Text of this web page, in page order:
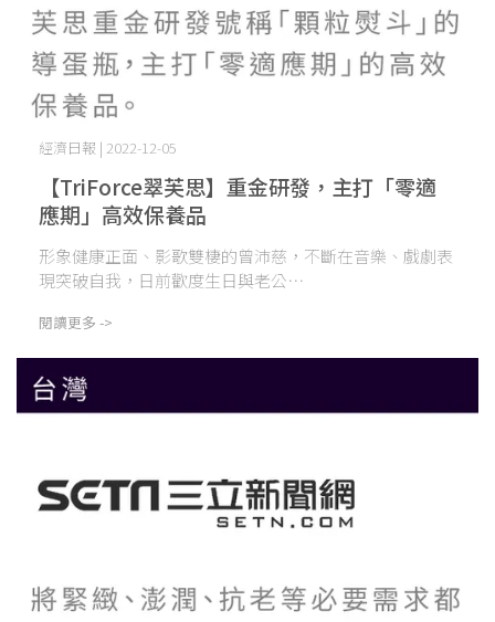
【TriForce翠芙思】重金研發，主打「零適
應期」高效保養品
經濟日報 | 2022-12-05
形象健康正面、影歌雙棲的曾沛慈，不斷在音樂、戲劇表
現突破自我，日前歡度生日與老公⋯
閱讀更多 ->